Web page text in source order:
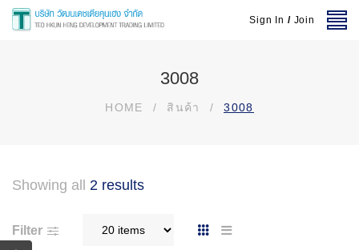
Sign In / Join
3008
HOME / สินค้า / 3008
Showing all 2 results
Filter